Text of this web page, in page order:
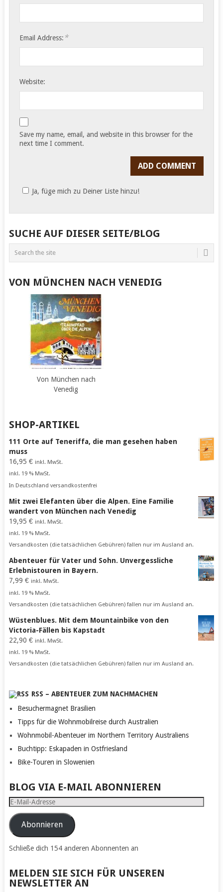
Email Address: *
Website:
Save my name, email, and website in this browser for the
next time I comment.
Ja, füge mich zu Deiner Liste hinzu!
SUCHE AUF DIESER SEITE/BLOG
VON MÜNCHEN NACH VENEDIG
Von München nach
Venedig
SHOP-ARTIKEL
111 Orte auf Teneriffa, die man gesehen haben
muss
16,95 € inkl. MwSt.
inkl. 19 % MwSt.
In Deutschland versandkostenfrei
Mit zwei Elefanten über die Alpen. Eine Familie
wandert von München nach Venedig
19,95 € inkl. MwSt.
inkl. 19 % MwSt.
Versandkosten (die tatsächlichen Gebühren) fallen nur im Ausland an.
Abenteuer für Vater und Sohn. Unvergessliche
Erlebnistouren in Bayern.
7,99 € inkl. MwSt.
inkl. 19 % MwSt.
Versandkosten (die tatsächlichen Gebühren) fallen nur im Ausland an.
Wüstenblues. Mit dem Mountainbike von den
Victoria-Fällen bis Kapstadt
22,90 € inkl. MwSt.
inkl. 19 % MwSt.
Versandkosten (die tatsächlichen Gebühren) fallen nur im Ausland an.
RSS – ABENTEUER ZUM NACHMACHEN
Besuchermagnet Brasilien
Tipps für die Wohnmobilreise durch Australien
Wohnmobil-Abenteuer im Northern Territory Australiens
Buchtipp: Eskapaden in Ostfriesland
Bike-Touren in Slowenien
BLOG VIA E-MAIL ABONNIEREN
E-
Mail-
AdresseAbonnieren
Schließe dich 154 anderen Abonnenten an
MELDEN SIE SICH FÜR UNSEREN
NEWSLETTER AN